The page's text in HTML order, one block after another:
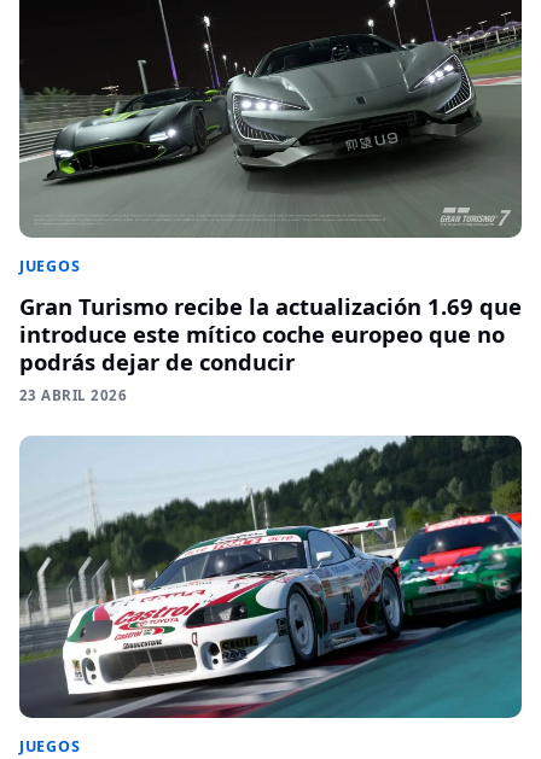
JUEGOS
Gran Turismo recibe la actualización 1.69 que
introduce este mítico coche europeo que no
podrás dejar de conducir
23 ABRIL 2026
JUEGOS